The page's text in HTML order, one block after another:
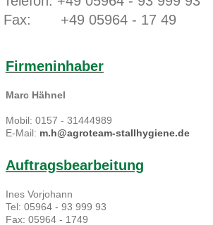
Fax: +49 05964 - 17 49
Firmeninhaber
Marc Hähnel
Mobil: 0157 - 31444989
E-Mail: m.h@agroteam-stallhygiene.de
Auftragsbearbeitung
Ines Vorjohann
Tel: 05964 - 93 999 93
Fax: 05964 - 1749